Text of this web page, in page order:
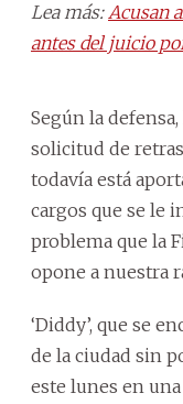
Lea más: Acusan
antes del juicio
Según la
solicitud de
todavía está
cargos que se le
problema que la
opone a nuestra
‘Diddy’, que se
de la ciudad sin
este lunes en